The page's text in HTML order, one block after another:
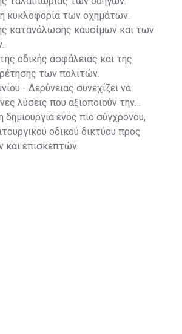
κυκλοφορία των οχημάτων.
κατανάλωσης καυσίμων και των
οδικής ασφάλειας και της
των πολιτών.
- Δερύνειας συνεχίζει να
λύσεις που αξιοποιούν την
δημιουργία ενός πιο σύγχρονου,
οδικού δικτύου προς
επισκεπτών.